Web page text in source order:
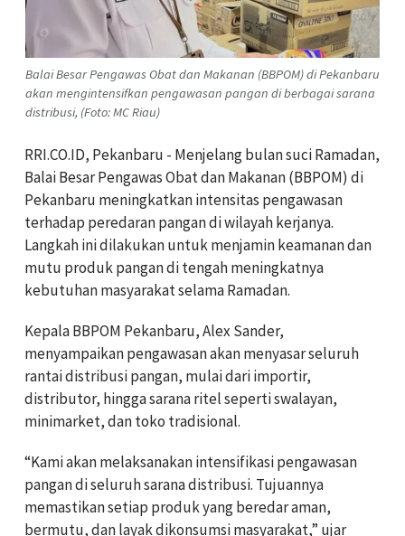
Balai Besar Pengawas Obat dan Makanan (BBPOM) di Pekanbaru
akan mengintensifkan pengawasan pangan di berbagai sarana
distribusi, (Foto: MC Riau)
RRI.CO.ID, Pekanbaru - Menjelang bulan suci Ramadan,
Balai Besar Pengawas Obat dan Makanan (BBPOM) di
Pekanbaru meningkatkan intensitas pengawasan
terhadap peredaran pangan di wilayah kerjanya.
Langkah ini dilakukan untuk menjamin keamanan dan
mutu produk pangan di tengah meningkatnya
kebutuhan masyarakat selama Ramadan.
Kepala BBPOM Pekanbaru, Alex Sander,
menyampaikan pengawasan akan menyasar seluruh
rantai distribusi pangan, mulai dari importir,
distributor, hingga sarana ritel seperti swalayan,
minimarket, dan toko tradisional.
“Kami akan melaksanakan intensifikasi pengawasan
pangan di seluruh sarana distribusi. Tujuannya
memastikan setiap produk yang beredar aman,
bermutu, dan layak dikonsumsi masyarakat,” ujar